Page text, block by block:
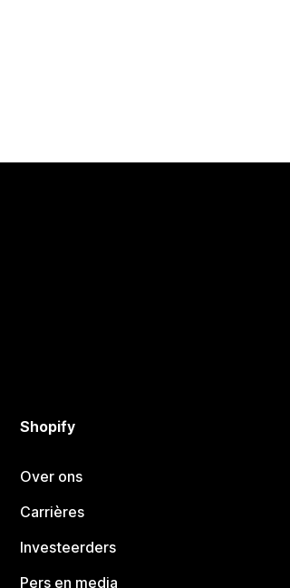
Shopify
Over ons
Carrières
Investeerders
Pers en media